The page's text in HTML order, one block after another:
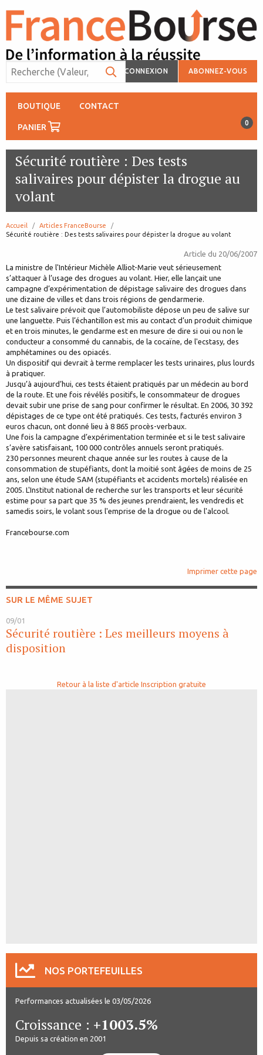
CONNEXION ABONNEZ-VOUS
BOUTIQUE CONTACT
PANIER 0
Sécurité routière : Des tests
salivaires pour dépister la drogue au
volant
Accueil
Articles FranceBourse
page:
Sécurité routière : Des tests salivaires pour dépister la drogue au volant
Article du 20/06/2007
La ministre de l'Intérieur Michèle Alliot-Marie veut sérieusement
s’attaquer à l’usage des drogues au volant. Hier, elle lançait une
campagne d’expérimentation de dépistage salivaire des drogues dans
une dizaine de villes et dans trois régions de gendarmerie.
Le test salivaire prévoit que l’automobiliste dépose un peu de salive sur
une languette. Puis l’échantillon est mis au contact d’un produit chimique
et en trois minutes, le gendarme est en mesure de dire si oui ou non le
conducteur a consommé du cannabis, de la cocaïne, de l'ecstasy, des
amphétamines ou des opiacés.
Un dispositif qui devrait à terme remplacer les tests urinaires, plus lourds
à pratiquer.
Jusqu’à aujourd’hui, ces tests étaient pratiqués par un médecin au bord
de la route. Et une fois révélés positifs, le consommateur de drogues
devait subir une prise de sang pour confirmer le résultat. En 2006, 30 392
dépistages de ce type ont été pratiqués. Ces tests, facturés environ 3
euros chacun, ont donné lieu à 8 865 procès-verbaux.
Une fois la campagne d’expérimentation terminée et si le test salivaire
s’avère satisfaisant, 100 000 contrôles annuels seront pratiqués.
230 personnes meurent chaque année sur les routes à cause de la
consommation de stupéfiants, dont la moitié sont âgées de moins de 25
ans, selon une étude SAM (stupéfiants et accidents mortels) réalisée en
2005. L'Institut national de recherche sur les transports et leur sécurité
estime pour sa part que 35 % des jeunes prendraient, les vendredis et
samedis soirs, le volant sous l'emprise de la drogue ou de l'alcool.
Francebourse.com
Imprimer cette page
SUR LE MÊME SUJET
09/01
Sécurité routière : Les meilleurs moyens à
disposition
Retour à la liste d'article Inscription gratuite
NOS PORTEFEUILLES
Performances actualisées le 03/05/2026
Croissance : +1003.5%
Depuis sa création en 2001